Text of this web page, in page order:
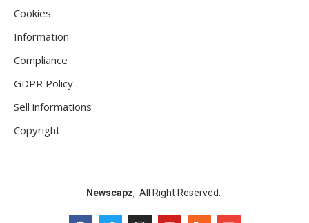
Cookies
Information
Compliance
GDPR Policy
Sell informations
Copyright
Newscapz, All Right Reserved.